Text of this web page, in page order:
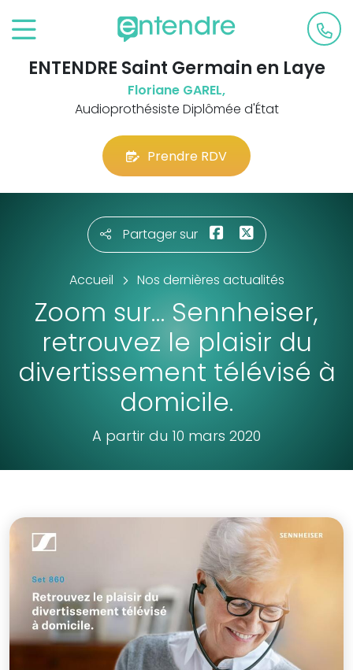
ENTENDRE Saint Germain en Laye
Floriane GAREL,
Audioprothésiste Diplômée d'État
Prendre RDV
Partager sur
Accueil Nos dernières actualités
Zoom sur… Sennheiser,
retrouvez le plaisir du
divertissement télévisé à
domicile.
A partir du 10 mars 2020